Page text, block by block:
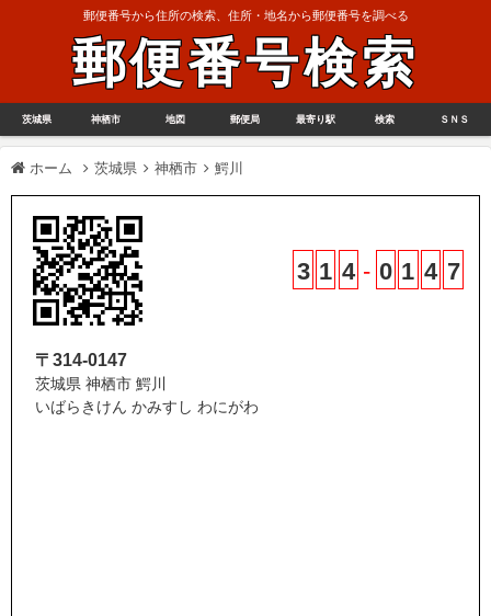
郵便番号から住所の検索、住所・地名から郵便番号を調べる
郵便番号検索
茨城県 神栖市 地図 郵便局 最寄り駅 検索 ＳＮＳ
ホーム 茨城県 神栖市 鰐川
3 1 4 - 0 1 4 7
〒314-0147
茨城県 神栖市 鰐川
いばらきけん かみすし わにがわ